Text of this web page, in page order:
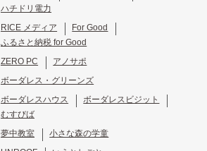
ハチドリ電力
RICE メディア
For Good
ふるさと納税 for Good
ZERO PC アノサポ
ボーダレス・グリーンズ
ボーダレスハウス
ボーダレスビジット
むすびば
夢中教室 小さな森の学童